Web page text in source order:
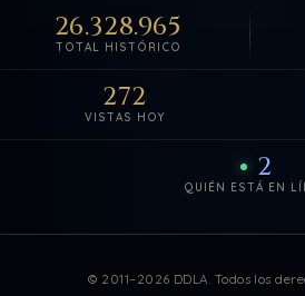
TOTAL HISTÓRICO
26.328.965
VISTAS HOY
272
QUIÉN ESTÁ EN
2
© 2011–2026 DDLA. Todos los